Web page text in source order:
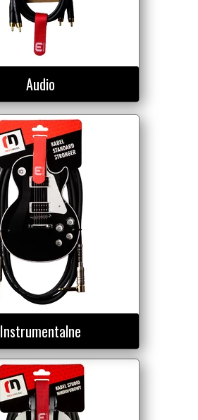
Instrumentalne
Audio